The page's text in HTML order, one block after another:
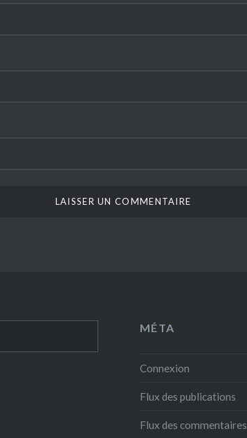
MÉTA
Connexion
Flux des publications
Flux des commentaires